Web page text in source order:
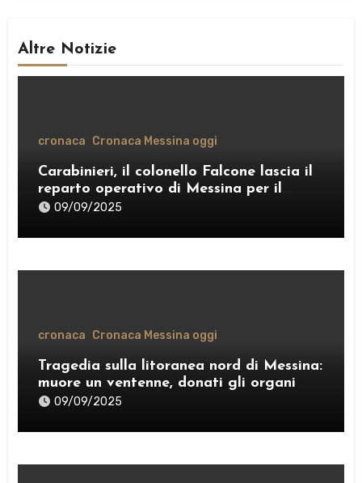
Altre Notizie
cronaca Cronaca Messina oggi
Carabinieri, il colonello Falcone lascia il
reparto operativo di Messina per il
comando provinciale di Como
09/09/2025
cronaca Cronaca Messina oggi
Tragedia sulla litoranea nord di Messina:
muore un ventenne, donati gli organi
09/09/2025